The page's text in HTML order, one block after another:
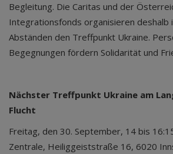
Begleitung. Die Caritas und der
Integrationsfonds organisieren deshalb
Abständen den Treffpunkt Ukraine.
Begegnungen fördern Solidarität und
Nächster Treffpunkt Ukraine am
Flucht
Freitag, den 30. September, 14 bis
Zentrale, Heiliggeiststraße 16, 6020